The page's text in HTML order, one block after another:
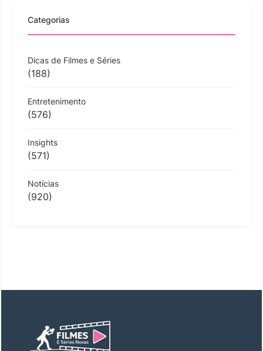
Categorias
Dicas de Filmes e Séries
(188)
Entretenimento
(576)
Insights
(571)
Notícias
(920)